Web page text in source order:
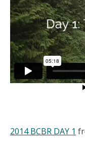
2014 BCBR DAY 1